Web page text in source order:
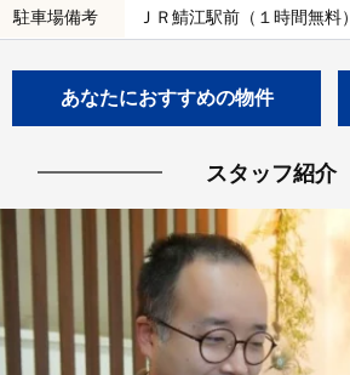
駐車場備考 ＪＲ鯖江駅前（１時間無料）
あなたにおすすめの物件
スタッフ紹介